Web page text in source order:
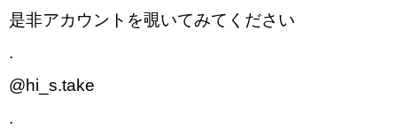
是非アカウントを覗いてみてください
.
@hi_s.take
.